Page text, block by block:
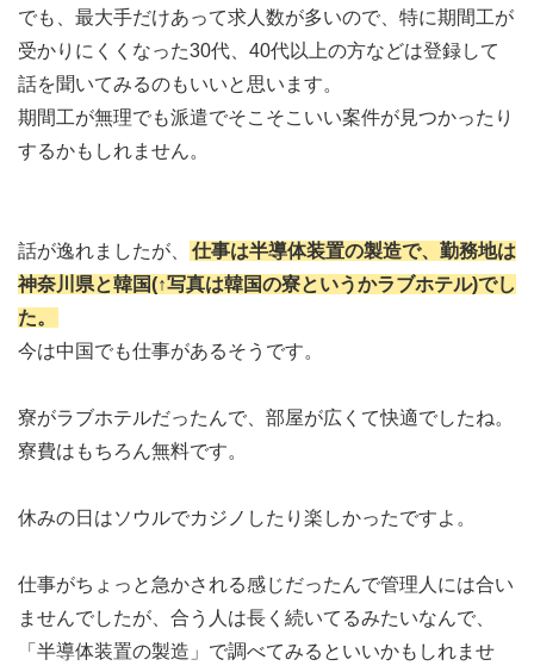
でも、最大手だけあって求人数が多いので、特に期間工が
受かりにくくなった30代、40代以上の方などは登録して
話を聞いてみるのもいいと思います。
期間工が無理でも派遣でそこそこいい案件が見つかったり
するかもしれません。
話が逸れましたが、
仕事は半導体装置の製造で、勤務地は
神奈川県と韓国(↑写真は韓国の寮というかラブホテル)でし
た。
今は中国でも仕事があるそうです。
寮がラブホテルだったんで、部屋が広くて快適でしたね。
寮費はもちろん無料です。
休みの日はソウルでカジノしたり楽しかったですよ。
仕事がちょっと急かされる感じだったんで管理人には合い
ませんでしたが、合う人は長く続いてるみたいなんで、
「半導体装置の製造」で調べてみるといいかもしれませ